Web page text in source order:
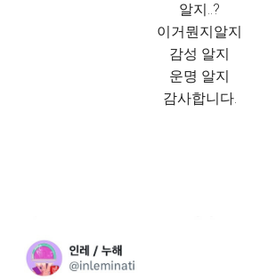
알지..?
이거뭔지알지
감성 알지
운명 알지
감사합니다.